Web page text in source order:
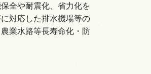
全や耐震化、省力化を
対応した排水機場等の
業水路等長寿命化・防